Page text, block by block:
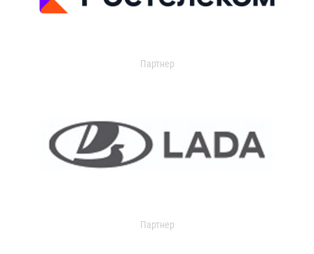
Партнер
Партнер